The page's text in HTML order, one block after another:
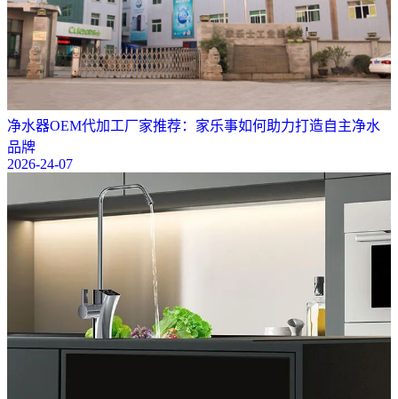
净水器OEM代加工厂家推荐：家乐事如何助力打造自主净水
品牌
2026-24-07